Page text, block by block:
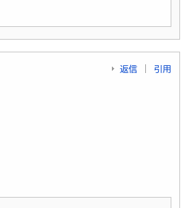
返信 引用